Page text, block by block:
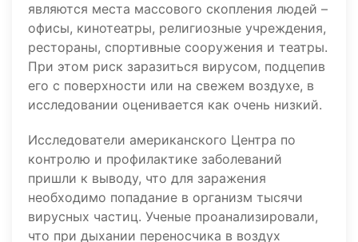
являются места массового скопления людей –
офисы, кинотеатры, религиозные учреждения,
рестораны, спортивные сооружения и театры.
При этом риск заразиться вирусом, подцепив
его с поверхности или на свежем воздухе, в
исследовании оценивается как очень низкий.
Исследователи американского Центра по
контролю и профилактике заболеваний
пришли к выводу, что для заражения
необходимо попадание в организм тысячи
вирусных частиц. Ученые проанализировали,
что при дыхании переносчика в воздух